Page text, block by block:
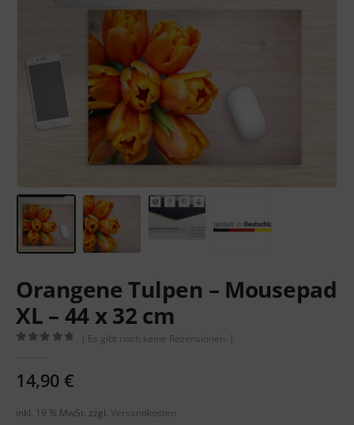
Orangene Tulpen – Mousepad
XL – 44 x 32 cm
( Es gibt noch keine Rezensionen. )
14,90€
inkl. 19 % MwSt. zzgl. Versandkosten